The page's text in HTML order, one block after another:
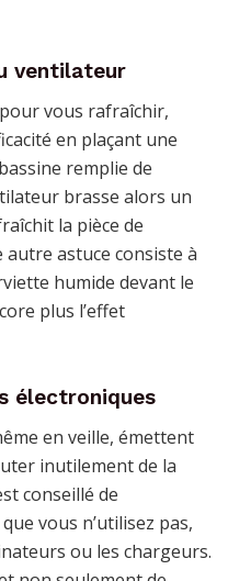
ventilateur
vous rafraîchir,
en plaçant une
remplie de
brasse alors un
la pièce de
astuce consiste à
humide devant le
plus l’effet
électroniques
en veille, émettent
inutilement de la
conseillé de
vous n’utilisez pas,
ou les chargeurs.